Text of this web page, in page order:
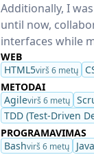
Additionally, I
until now,
interfaces while
WEB
HTML5virš 6 metų
METODAI
Agilevirš 6 metų
TDD (Test-Driven
PROGRAMAVIMAS
Bashvirš 6 metų